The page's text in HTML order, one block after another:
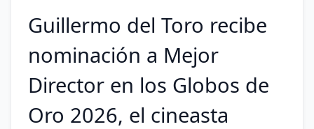
Guillermo del Toro recibe
nominación a Mejor
Director en los Globos de
Oro 2026, el cineasta